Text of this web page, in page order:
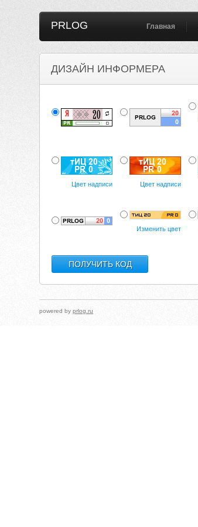
PRLOG Главная
ДИЗАЙН ИНФОРМЕРА
Цвет надписи Цвет надписи
Изменить цвет
powered byprlog.ru